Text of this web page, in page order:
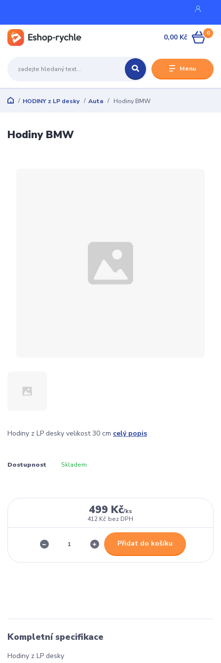
Menu
0
0,00 Kč
HODINY z LP desky Auta Hodiny BMW
Hodiny BMW
Hodiny z LP desky velikost 30 cm celý popis
Dostupnost Skladem
499 Kč/ks
412 Kč bez DPH
Přidat do košíku
Kompletní specifikace
Hodiny z LP desky